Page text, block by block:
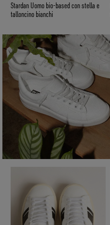
Stardan Uomo bio-based con stella e
talloncino bianchi
VEGAN